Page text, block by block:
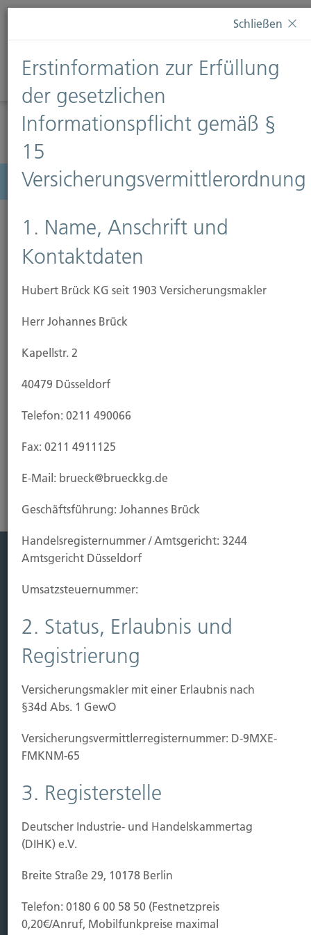
Diese Webseite verwendet Cookies. Wenn Sie weiterhin
Informationen finden Sie auf unserer SeiteDatenschutz
Diese Nachricht nicht erneut anzeigen
Menü
Feuer-Rohbau-Versicherung
den Fall, dass Ihr Eigenheim vor Fertigstellung durch
zerstört wird. Da eine Wohngebäudeversicherung
einschließt, empfiehlt es sich, sie bereits bei
Baubeginn abzuschließen.
Risikoanalyse Wohngebäudeversicherung
Vorsorgen
Sichern
Immobilien Vers.
Kauf Grundstück
Baubeginn
Baufertigstellung/Hauskauf
Einzug/Vermietung
Kontakt
Hubert Brück KG| Inhaber: Dipl. Ökonom Johannes
Brück | Kapellstraße 2 | 40479 Düsseldorf
brueck@brueckkg.de
Kontaktformular
Schließen
Erstinformation zur Erfüllung
der gesetzlichen
Informationspflicht gemäß §
15
Versicherungsvermittlerordnung
1. Name, Anschrift und
Kontaktdaten
Hubert Brück KG seit 1903 Versicherungsmakler
Herr Johannes Brück
Kapellstr. 2
40479 Düsseldorf
Telefon: 0211 490066
Fax: 0211 4911125
E-Mail: brueck@brueckkg.de
Geschäftsführung: Johannes Brück
Handels­registernummer / Amtsgericht: 3244
Amtsgericht Düsseldorf
Umsatzsteuer­nummer:
2. Status, Erlaubnis und
Registrierung
Versicherungsmakler mit einer Erlaubnis nach
§34d Abs. 1 GewO
Versicherungs­vermittler­registernummer: D-9MXE-
FMKNM-65
3. Registerstelle
Deutscher Industrie- und Handelskammertag
(DIHK) e.V.
Breite Straße 29, 10178 Berlin
Telefon: 0180 6 00 58 50 (Festnetzpreis
0,20€/Anruf, Mobilfunkpreise maximal